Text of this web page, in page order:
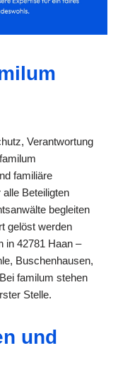
Verantwortung
familiäre
Beteiligten
begleiten
gelöst werden
in 42781 Haan –
Buschenhausen,
familum stehen
Stelle.
und